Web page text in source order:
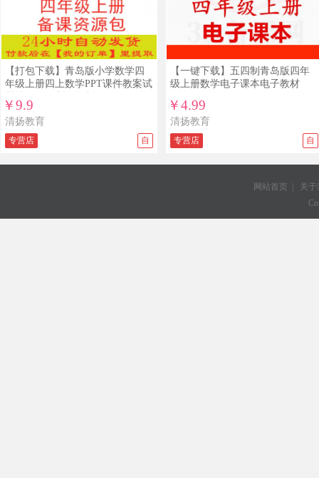
【打包下载】青岛版小学数学四
年级上册四上数学PPT课件教案试
￥9.9
清扬教育
专营店 自
【一键下载】五四制青岛版四年
级上册数学电子课本电子教材
￥4.99
清扬教育
专营店 自
网站首页
关于